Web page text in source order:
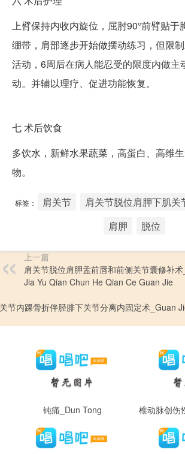
上臂保持内收内旋位，屈肘90°前臂贴于
绷带，肩部逐步开始做摆动练习，但限
活动，6周后在病人能忍受的限度内做主
动。并辅以理疗、促进功能恢复。
七术后饮食
多饮水，新鲜水果蔬菜，高蛋白、高维
物。
标签： 肩关节
肩关节脱位肩胛下肌关
肩胛
脱位
上一篇
肩关节脱位肩胛盂前唇和前侧关节囊修补
Jia Yu Qian Chun He Qian Ce Guan Jie
节内踝骨折伴胫腓下关节分离内固定术_Guan
钝痛_Dun Tong